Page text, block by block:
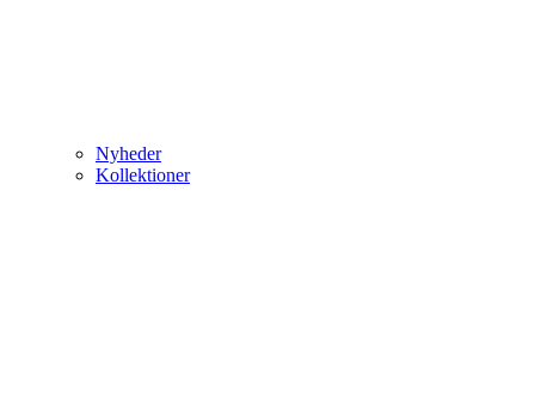
Nyheder
Kollektioner